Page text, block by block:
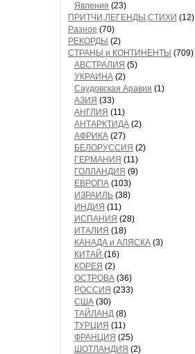
Явления (23)
ПРИТЧИ,ЛЕГЕНДЫ,СТИХИ (12)
Разное (70)
РЕКОРДЫ (2)
СТРАНЫ и КОНТИНЕНТЫ (709)
АВСТРАЛИЯ (5)
УКРАИНА (2)
Саудовская Аравия (1)
АЗИЯ (33)
АНГЛИЯ (11)
АНТАРКТИДА (2)
АФРИКА (27)
БЕЛОРУССИЯ (2)
ГЕРМАНИЯ (11)
ГОЛЛАНДИЯ (9)
ЕВРОПА (103)
ИЗРАИЛЬ (38)
ИНДИЯ (11)
ИСПАНИЯ (28)
ИТАЛИЯ (18)
КАНАДА и АЛЯСКА (3)
КИТАЙ (16)
КОРЕЯ (2)
ОСТРОВА (36)
РОССИЯ (233)
США (30)
ТАЙЛАНД (8)
ТУРЦИЯ (11)
ФРАНЦИЯ (25)
ШОТЛАНДИЯ (2)